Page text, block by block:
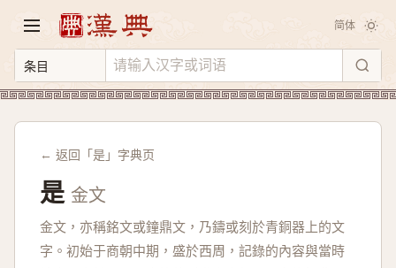
简体
← 返回「是」字典页
是 金文
金文，亦稱銘文或鐘鼎文，乃鑄或刻於青銅器上的文
字。初始于商朝中期，盛於西周，記錄的內容與當時